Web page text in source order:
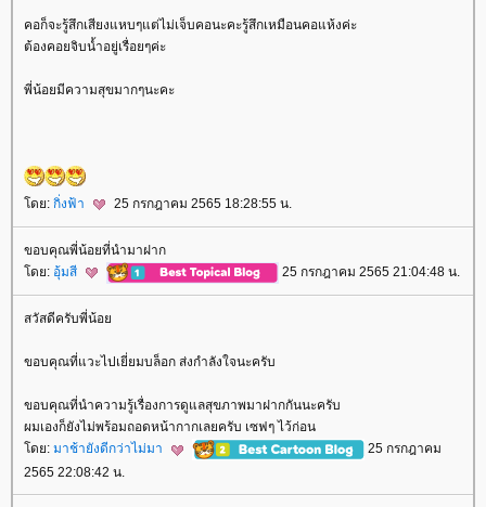
คอก็จะรู้สึกเสียงแหบๆแต่ไม่เจ็บคอนะคะรู้สึกเหมือนคอแห้งค่ะ
ต้องคอยจิบน้ำอยู่เรื่อยๆค่ะ
พี่น้อยมีความสุขมากๆนะคะ
ดย: กิ่งฟ้า 25 กรกฎาคม 2565 18:28:55 น.
ขอบคุณพี่น้อยที่นำมาฝาก
ดย: อุ้มสี 25 กรกฎาคม 2565 21:04:48 น.
สวัสดีครับพี่น้อ
ขอบคุณที่แวะไปเยี่ยมบล็อก ส่งกำลังใจนะครับ
ขอบคุณที่นำความรู้เรื่องการดูแลสุขภาพมาฝากกันนะครับ
ผมเองก็ยังไม่พร้อมถอดหน้ากากเลยครับ เซฟๆ ไว้ก่อน
ดย: มาช้ายังดีกว่าไม่มา
25 กรกฎาคม
2565 22:08:42 น.